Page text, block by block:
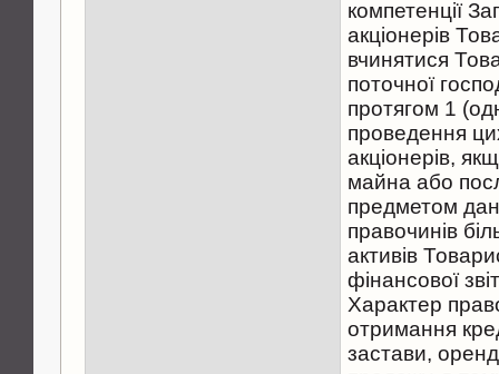
компетенції
акціонерів
вчинятися
поточної
протягом 1
проведення
акціонерів,
майна або
предметом
правочинів
активів
фінансової
Характер
отримання
застави,